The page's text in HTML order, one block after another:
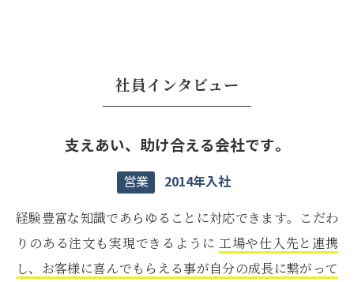
社員インタビュー
支えあい、助け合える会社です。
営業 2014年入社
経験豊富な知識であらゆることに対応できます。こだわ
りのある注文も実現できるように工場や仕入先と連携
し、お客様に喜んでもらえる事が自分の成長に繋がって